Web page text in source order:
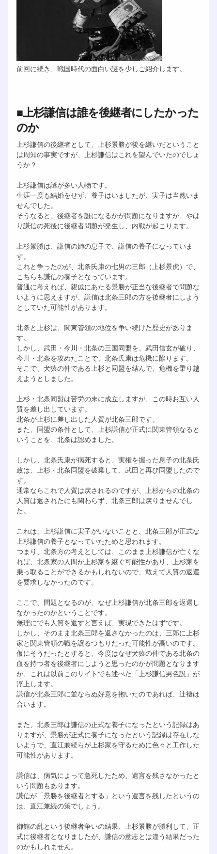
前回に続き、戦国時代の面白い謎を少しご紹介します。
■上杉謙信は誰を後継者にしたかった
のか
上杉謙信の後継者として、上杉景勝が後を継いだということ
は周知の事実ですが、上杉謙信はこれを望んでいたのでしょ
うか？
上杉謙信は謎が多い人物です。
生涯一度も結婚をせず、養子はいましたが、実子は当然いま
せんでした。
そうなると、後継者を誰になるかが問題になりますが、やは
り謙信の死後に後継者問題が発生し、内戦が起こります。
上杉景勝は、謙信の姉の息子で、謙信の養子になっていま
す。
これと争ったのが、北条氏康の七男の三郎（上杉景虎）で、
こちらも謙信の養子となっています。
普通に考えれば、親戚にあたる景勝が正当な後継者で問題な
いように思えますが、謙信は北条三郎の方を後継者にしよう
としていた可能性があります。
北条と上杉は、関東管領の地位を争い続けた歴史がありま
す。
しかし、武田・今川・北条の三国同盟を、武田信玄が破り、
今川・北条を攻めたことで、北条氏康は危機に陥ります。
そこで、犬猿の仲である上杉と同盟を結んで、危機を乗り越
えようとしました。
上杉・北条同盟は苦労の末に成立しますが、この時お互い人
質を差し出しています。
北条が上杉に差し出した人質が北条三郎です。
また、同盟の条件として、上杉謙信が正式に関東管領なると
いうことを、北条は認めました。
しかし、北条氏康が病死すると、実権を握った息子の北条氏
政は、上杉・北条同盟を破棄して、武田と再び同盟したので
す。
通常ならこれで人質は戻されるのですが、上杉からの北条の
人質は返されたにも関わらず、北条三郎は戻りませんでし
た。
これは、上杉謙信に実子がいないことと、北条三郎が正式な
上杉謙信の養子となっていたためと思われます。
つまり、北条方の考えとしては、このまま上杉謙信が亡くな
れば、北条家の人間が上杉家を継ぐ可能性があり、上杉家を
乗っ取ることができるかもしれないので、敢えて人質の返還
を要求しなかったのです。
ここで、問題となるのが、なぜ上杉謙信が北条三郎を返還し
なかったのかということです。
無理にでも人質を返すと言えば、実現できたはずです。
しかし、そのまま北条三郎を返さなかったのは、三郎に上杉
家と関東管領の職を譲るつもりだった可能性が高いのです。
仮にそうだったとすると、今度はなぜ犬猿の仲である北条の
血を持つ者を後継者にしようと思ったのかが問題となります
が、これは以前このサイトでも述べた「上杉謙信男色説」が
浮上します。
謙信が北条三郎に並ならぬ好意を抱いたのであれば、辻褄は
合います。
また、北条三郎は謙信の正式な養子になったという記録はあ
りますが、景勝が正式に養子になったという記録は存在しな
いようで、直江兼続らが上杉家を守るために色々と工作した
可能性があります。
謙信は、病気によって急死したため、遺言を残さなかったと
いう問題もあります。
謙信が「景勝を後継者とする」という遺言を残したというの
は、直江兼続の策でしょう。
御館の乱という後継者争いの結果、上杉景勝が勝利して、正
式に後継者となりましたが、謙信の意志とは違う結果だった
のかもしれません。